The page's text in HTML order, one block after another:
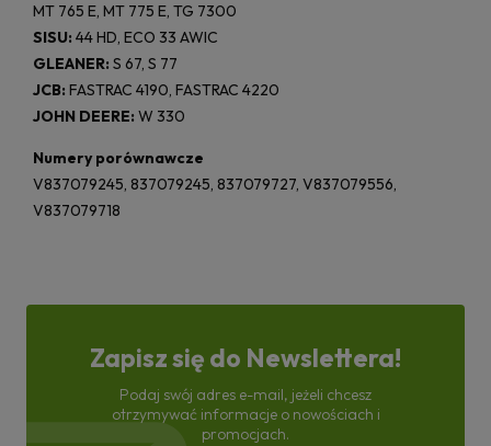
MT 765 E, MT 775 E, TG 7300
SISU: 44 HD, ECO 33 AWIC
GLEANER: S 67, S 77
JCB: FASTRAC 4190, FASTRAC 4220
JOHN DEERE: W 330
Numery porównawcze
V837079245, 837079245, 837079727, V837079556,
V837079718
Zapisz się do Newslettera!
Podaj swój adres e-mail, jeżeli chcesz
otrzymywać informacje o nowościach i
promocjach.